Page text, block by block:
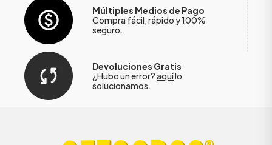
Múltiples Medios de Pago
Compra fácil, rápido y 100%
seguro.
Devoluciones Gratis
¿Hubo un error?aquílo
solucionamos.